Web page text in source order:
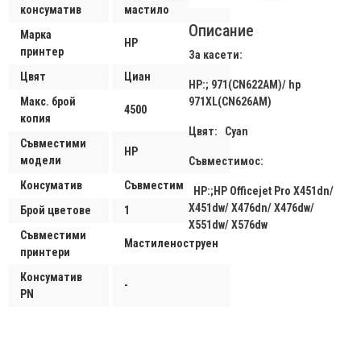
консуматив
мастило
Марка
принтер
HP
Цвят
Циан
Макс. брой
копия
4500
Съвместими
модели
HP
Консуматив
Съвместим
Брой цветове
1
Съвместими
принтери
Мастиленоструен
Консуматив
PN
-
Описание
За касети:
HP:; 971(CN622AM)/ hp
971XL(CN626AM)
Цвят: Cyan
Съвместимос:
HP:;HP Officejet Pro X451dn/
X451dw/ X476dn/ X476dw/
X551dw/ X576dw